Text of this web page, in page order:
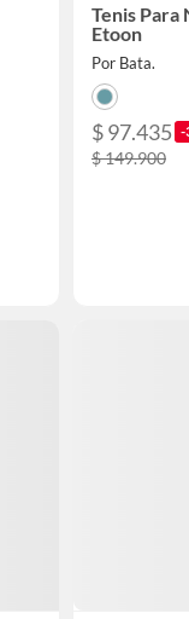
Tenis Para
Etoon
Por Bata.
$ 97.435 -
$ 149.900